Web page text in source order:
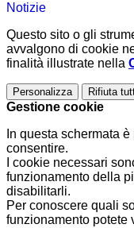
Notizie
Questo sito o gli
avvalgono di cookie
finalità illustrate nella
Personalizza Rifiuta
Gestione cookie
In questa schermata
consentire.
I cookie necessari
funzionamento della
disabilitarli.
Per conoscere quali
funzionamento potete